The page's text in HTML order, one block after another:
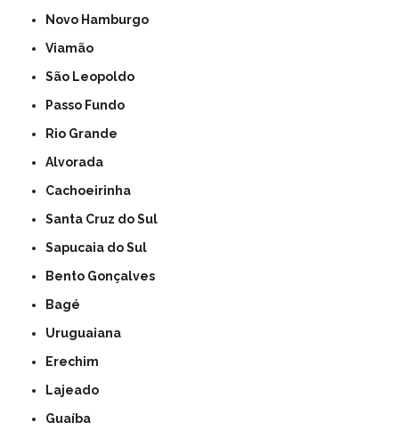
Novo Hamburgo
Viamão
São Leopoldo
Passo Fundo
Rio Grande
Alvorada
Cachoeirinha
Santa Cruz do Sul
Sapucaia do Sul
Bento Gonçalves
Bagé
Uruguaiana
Erechim
Lajeado
Guaíba